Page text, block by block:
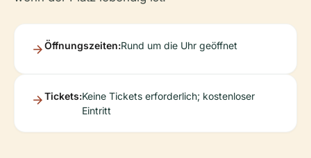
Öffnungszeiten:Rund um die Uhr geöffnet
Tickets:Keine Tickets erforderlich; kostenloser
Eintritt